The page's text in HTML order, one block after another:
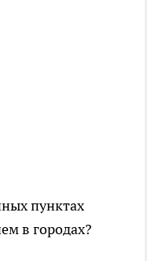
пунктах
в городах?